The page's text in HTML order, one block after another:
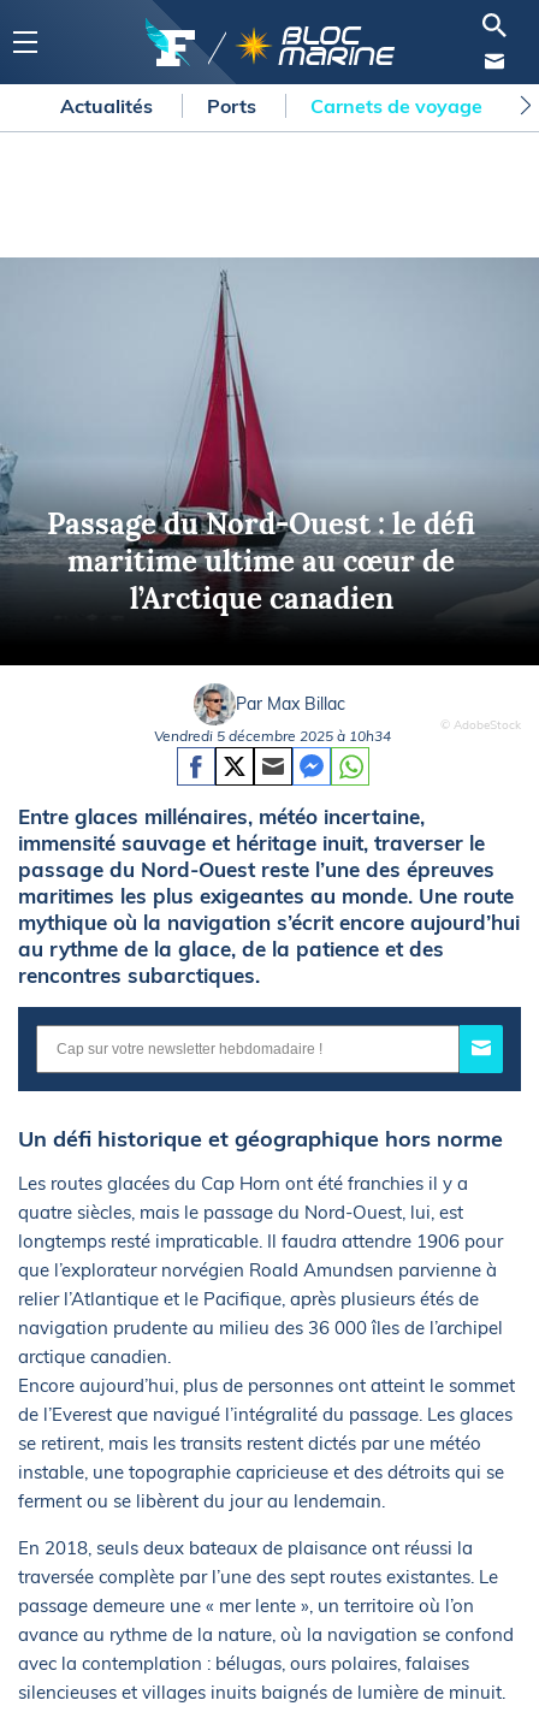
Actualités Ports Carnets de voyage
Passage du Nord-Ouest : le défi
maritime ultime au cœur de
l’Arctique canadien
© AdobeStock
Par Max Billac
Vendredi 5 décembre 2025 à 10h34
Entre glaces millénaires, météo incertaine,
immensité sauvage et héritage inuit, traverser le
passage du Nord-Ouest reste l’une des épreuves
maritimes les plus exigeantes au monde. Une route
mythique où la navigation s’écrit encore aujourd’hui
au rythme de la glace, de la patience et des
rencontres subarctiques.
Un défi historique et géographique hors norme
Les routes glacées du Cap Horn ont été franchies il y a
quatre siècles, mais le passage du Nord-Ouest, lui, est
longtemps resté impraticable. Il faudra attendre 1906 pour
que l’explorateur norvégien Roald Amundsen parvienne à
relier l’Atlantique et le Pacifique, après plusieurs étés de
navigation prudente au milieu des 36 000 îles de l’archipel
arctique canadien.
Encore aujourd’hui, plus de personnes ont atteint le sommet
de l’Everest que navigué l’intégralité du passage. Les glaces
se retirent, mais les transits restent dictés par une météo
instable, une topographie capricieuse et des détroits qui se
ferment ou se libèrent du jour au lendemain.
En 2018, seuls deux bateaux de plaisance ont réussi la
traversée complète par l’une des sept routes existantes. Le
passage demeure une « mer lente », un territoire où l’on
avance au rythme de la nature, où la navigation se confond
avec la contemplation : bélugas, ours polaires, falaises
silencieuses et villages inuits baignés de lumière de minuit.